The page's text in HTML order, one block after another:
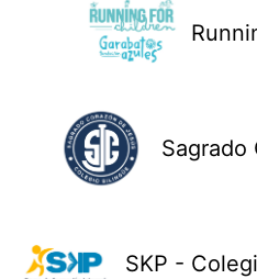
Sagrado
SKP -